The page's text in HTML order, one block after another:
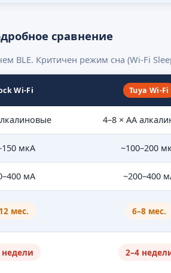
сравнение
BLE. Критичен режим сна (Wi-Fi
Wi-Fi Tuya Wi-Fi
4–8 × AA
мкА ~100–200
мА ~200–400
мес. 6–8 мес.
недели 2–4